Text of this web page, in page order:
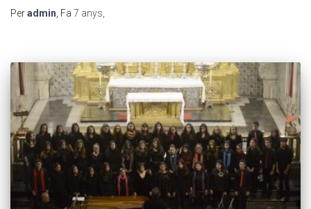
Peradmin, Fa 7 anys,